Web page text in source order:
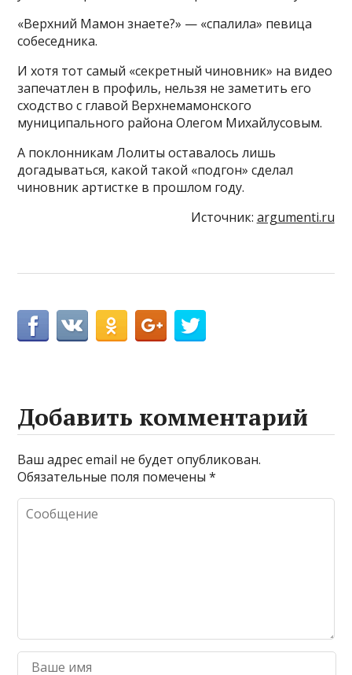
«Верхний Мамон знаете?» — «спалила» певица
собеседника.
И хотя тот самый «секретный чиновник» на видео
запечатлен в профиль, нельзя не заметить его
сходство с главой Верхнемамонского
муниципального района Олегом Михайлусовым.
А поклонникам Лолиты оставалось лишь
догадываться, какой такой «подгон» сделал
чиновник артистке в прошлом году.
Источник: argumenti.ru
Добавить комментарий
Ваш адрес email не будет опубликован.
Обязательные поля помечены*